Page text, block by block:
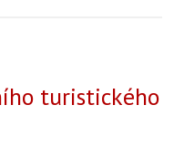
turistického